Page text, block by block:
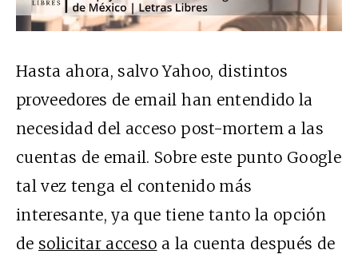
Hasta ahora, salvo Yahoo, distintos
proveedores de email han entendido la
necesidad del acceso post-mortem a las
cuentas de email. Sobre este punto Google
tal vez tenga el contenido más
interesante, ya que tiene tanto la opción
de solicitar acceso a la cuenta después de